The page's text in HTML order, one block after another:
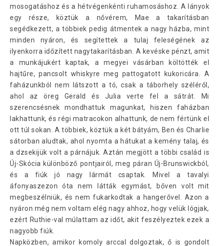
mosogatáshoz és a hétvégenkénti ruhamosáshoz. A lányok
egy része, köztük a nővérem, Mae a takarításban
segédkezett, a többiek pedig átmentek a nagy házba, mint
minden nyáron, és segítettek a tulaj feleségének az
ilyenkorra időzített nagytakarításban. A kevéske pénzt, amit
a munkájukért kaptak, a megyei vásárban költötték el
hajtűre, pancsolt whiskyre meg pattogatott kukoricára. A
faházunkból nem látszott a tó, csak a táborhely széléről,
ahol az öreg Gerald és Julia verte fel a sátrát. Mi
szerencsésnek mondhattuk magunkat, hiszen faházban
lakhattunk, és régi matracokon alhattunk, de nem fértünk el
ott túl sokan. A többiek, köztük a két bátyám, Ben és Charlie
sátorban aludtak, ahol nyomta a hátukat a kemény talaj, és
a dzsekijük volt a párnájuk. Aztán megjött a többi család is
Új-Skócia különböző pontjairól, meg páran Új-Brunswickból,
és a fiúk jó nagy lármát csaptak. Mivel a tavalyi
áfonyaszezon óta nem látták egymást, bőven volt mit
megbeszélniük, és nem fukarkodtak a hangerővel. Azon a
nyáron még nem voltam elég nagy ahhoz, hogy velük lógjak,
ezért Ruthie-val múlattam az időt, akit feszélyeztek ezek a
nagyobb fiúk.
Napközben, amikor komoly arccal dolgoztak, ő is gondolt